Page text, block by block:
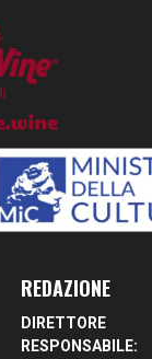
REDAZIONE
DIRETTORE
RESPONSABILE: